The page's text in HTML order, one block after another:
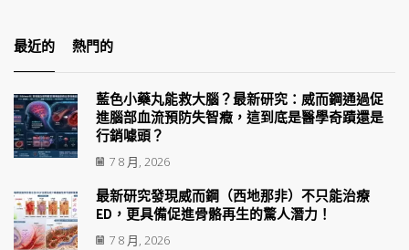
最近的 熱門的
藍色小藥丸能救大腦？最新研究：威而鋼通過促
進腦部血流預防失智癥，這到底是醫學奇蹟還是
行銷噱頭？
7 8 月, 2026
最新研究發現威而鋼（西地那非）不只能治療
ED，更具備促進骨骼再生的驚人潛力！
7 8 月, 2026